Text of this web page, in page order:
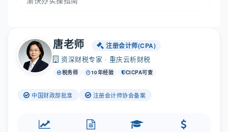
唐老师 注册会计师(CPA)
资深财税专家 · 重庆云析财税
税务师 10年经验 CICPA可查
中国财政部批准 注册会计师协会备案